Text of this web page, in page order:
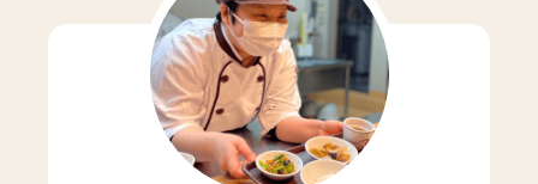
お客様にもすごく気に入っていただ
いています。普通においしいおかず
を食べる時は、やっぱり白米の方が
美味しいじゃないですか。それと同
じで、スタイルブレッドのパンは主